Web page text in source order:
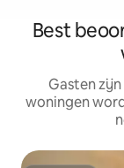
Best
Gasten
woningen